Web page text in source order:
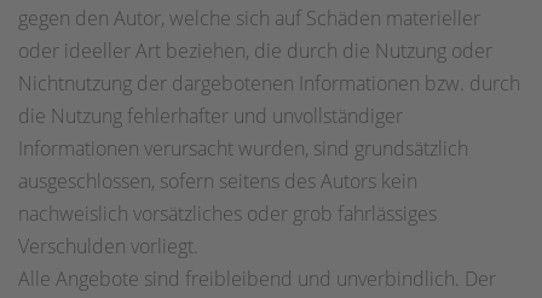
gegen den Autor, welche sich auf Schäden materieller
oder ideeller Art beziehen, die durch die Nutzung oder
Nichtnutzung der dargebotenen Informationen bzw. durch
die Nutzung fehlerhafter und unvollständiger
Informationen verursacht wurden, sind grundsätzlich
ausgeschlossen, sofern seitens des Autors kein
nachweislich vorsätzliches oder grob fahrlässiges
Verschulden vorliegt.
Alle Angebote sind freibleibend und unverbindlich. Der